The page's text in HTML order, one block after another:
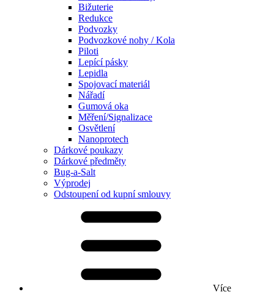
Bižuterie
Redukce
Podvozky
Podvozkové nohy / Kola
Piloti
Lepící pásky
Lepidla
Spojovací materiál
Nářadí
Gumová oka
Měření/Signalizace
Osvětlení
Nanoprotech
Dárkové poukazy
Dárkové předměty
Bug-a-Salt
Výprodej
Odstoupení od kupní smlouvy
Více